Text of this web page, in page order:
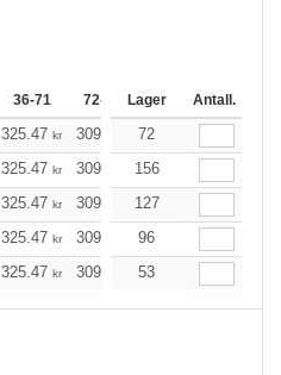
36-71 72-143 144-287
Lager Antall.
325.47 kr 309.97 294.47
72
325.47 kr 309.97 kr 294.47
156
325.47 kr 309.97 kr 294.47
127
325.47 kr 309.97 294.47
96
325.47 kr 309.97 294.47
53